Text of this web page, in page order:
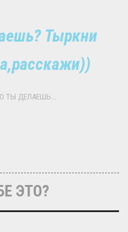
Тыркни
ТЫ ДЕЛАЕШЬ...
ЭТО?